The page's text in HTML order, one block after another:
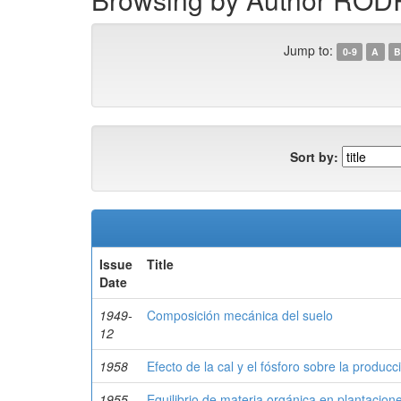
Jump to: 0-9 A B
Sort by:
Issue
Date
Title
1949-
12
Composición mecánica del suelo
1958 Efecto de la cal y el fósforo sobre la